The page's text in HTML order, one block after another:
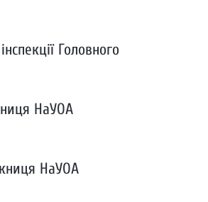
Головного
НаУОА
НаУОА